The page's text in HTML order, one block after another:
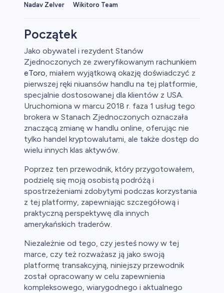
Nadav Zelver Wikitoro Team
Początek
Jako obywatel i rezydent Stanów
Zjednoczonych ze zweryfikowanym rachunkiem
eToro, miałem wyjątkową okazję doświadczyć z
pierwszej ręki niuansów handlu na tej platformie,
specjalnie dostosowanej dla klientów z USA.
Uruchomiona w marcu 2018 r. faza 1 usług tego
brokera w Stanach Zjednoczonych oznaczała
znaczącą zmianę w handlu online, oferując nie
tylko handel kryptowalutami, ale także dostęp do
wielu innych klas aktywów.
Poprzez ten przewodnik, który przygotowałem,
podzielę się moją osobistą podróżą i
spostrzeżeniami zdobytymi podczas korzystania
z tej platformy, zapewniając szczegółową i
praktyczną perspektywę dla innych
amerykańskich traderów.
Niezależnie od tego, czy jesteś nowy w tej
marce, czy też rozważasz ją jako swoją
platformę transakcyjną, niniejszy przewodnik
został opracowany w celu zapewnienia
kompleksowego, wiarygodnego i aktualnego